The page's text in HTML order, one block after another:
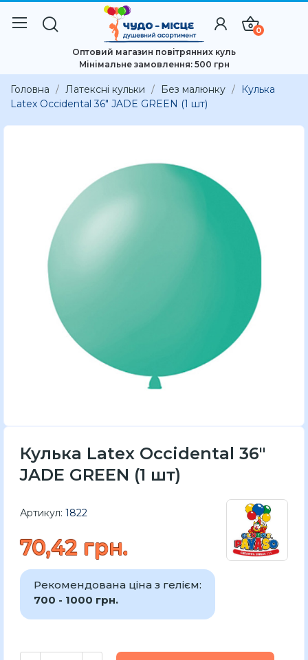
0
Оптовий магазин повітрянних куль
Мінімальне замовлення: 500 грн
Головна Латексні кульки Без малюнку
Кулька
Latex Occidental 36" JADE GREEN (1 шт)
Кулька Latex Occidental 36"
JADE GREEN (1 шт)
Артикул: 1822
70,42 грн.
Рекомендована ціна з гелієм:
700 - 1000 грн.